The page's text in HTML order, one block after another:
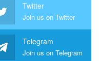
Twitter
Join us on Twitter
Telegram
Join us on Telegram